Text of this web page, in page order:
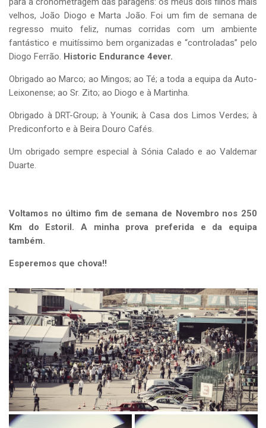
velhos, João Diogo e Marta João. Foi um fim de semana de
regresso muito feliz, numas corridas com um ambiente
fantástico e muitíssimo bem organizadas e “controladas” pelo
Diogo Ferrão. Historic Endurance 4ever.
Obrigado ao Marco; ao Mingos; ao Té; a toda a equipa da Auto-
Leixonense; ao Sr. Zito; ao Diogo e à Martinha.
Obrigado à DRT-Group; à Younik; à Casa dos Limos Verdes; à
Prediconforto e à Beira Douro Cafés.
Um obrigado sempre especial à Sónia Calado e ao Valdemar
Duarte.
Voltamos no último fim de semana de Novembro nos 250
Km do Estoril. A minha prova preferida e da equipa
também.
Esperemos que chova!!